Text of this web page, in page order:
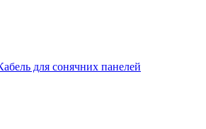
для сонячних панелей